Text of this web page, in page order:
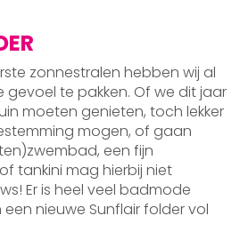
zonnestralen hebben wij al
gevoel te pakken. Of we dit jaar
moeten genieten, toch lekker
mogen, of gaan
een fijn
tankini mag hierbij niet
Er is heel veel badmode
nieuwe Sunflair folder vol